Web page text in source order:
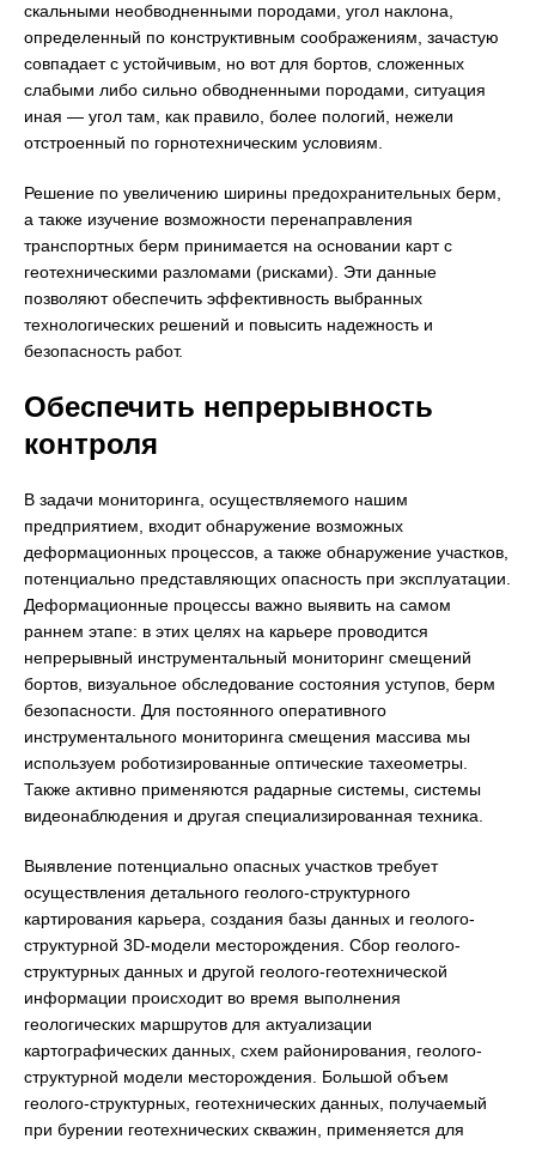
скальными необводненными породами, угол наклона,
определенный по конструктивным соображениям, зачастую
совпадает с устойчивым, но вот для бортов, сложенных
слабыми либо сильно обводненными породами, ситуация
иная — угол там, как правило, более пологий, нежели
отстроенный по горнотехническим условиям.
Решение по увеличению ширины предохранительных берм,
а также изучение возможности перенаправления
транспортных берм принимается на основании карт с
геотехническими разломами (рисками). Эти данные
позволяют обеспечить эффективность выбранных
технологических решений и повысить надежность и
безопасность работ.
Обеспечить непрерывность
контроля
В задачи мониторинга, осуществляемого нашим
предприятием, входит обнаружение возможных
деформационных процессов, а также обнаружение участков,
потенциально представляющих опасность при эксплуатации.
Деформационные процессы важно выявить на самом
раннем этапе: в этих целях на карьере проводится
непрерывный инструментальный мониторинг смещений
бортов, визуальное обследование состояния уступов, берм
безопасности. Для постоянного оперативного
инструментального мониторинга смещения массива мы
используем роботизированные оптические тахеометры.
Также активно применяются радарные системы, системы
видеонаблюдения и другая специализированная техника.
Выявление потенциально опасных участков требует
осуществления детального геолого-структурного
картирования карьера, создания базы данных и геолого-
структурной 3D-модели месторождения. Сбор геолого-
структурных данных и другой геолого-геотехнической
информации происходит во время выполнения
геологических маршрутов для актуализации
картографических данных, схем районирования, геолого-
структурной модели месторождения. Большой объем
геолого-структурных, геотехнических данных, получаемый
при бурении геотехнических скважин, применяется для